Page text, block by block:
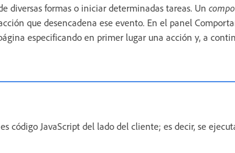
diversas formas o iniciar determinadas tareas. Un
que desencadena ese evento. En el panel
especificando en primer lugar una acción y, a
código JavaScript del lado del cliente; es decir, se